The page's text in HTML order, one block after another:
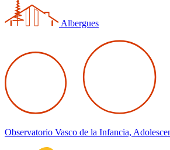
Albergues
Observatorio Vasco de la Infancia,